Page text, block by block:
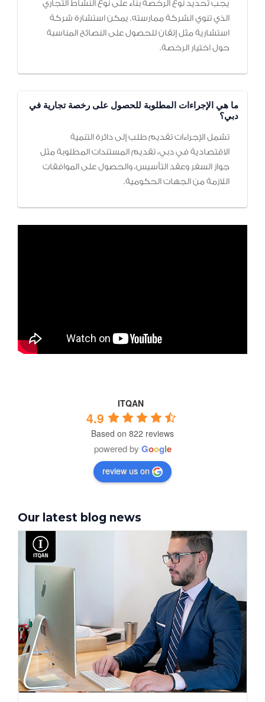
يجب تحديد نوع الرخصة بناءً على نوع النشاط التجاري
الذي تنوي الشركة ممارسته. يمكن استشارة شركة
استشارية مثل إتقان للحصول على النصائح المناسبة
حول اختيار الرخصة.
ما هي الإجراءات المطلوبة للحصول على رخصة تجارية في
دبي؟
تشمل الإجراءات تقديم طلب إلى دائرة التنمية
الاقتصادية في دبي، تقديم المستندات المطلوبة مثل
جواز السفر وعقد التأسيس، والحصول على الموافقات
اللازمة من الجهات الحكومية.
ITQAN
4.9
Based on 822 reviews
powered by Google
review us on
Our latest blog news